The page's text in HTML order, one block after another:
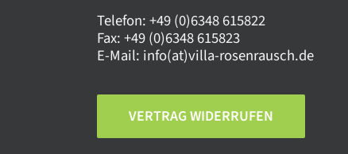
Telefon:+49 (0)6348 615822
Fax:+49 (0)6348 615823
E-Mail: info(at)villa-rosenrausch.de
VERTRAG WIDERRUFEN